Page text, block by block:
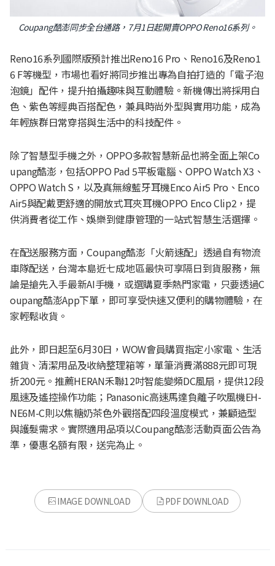
Coupang酷澎同步全台通路，7月1日起開賣OPPO Reno16系列。
Reno16系列國際版預計推出Reno16 Pro、Reno16及Reno1
6 F等機型，市場也看好將同步推出專為自拍打造的「電子泡
泡鏡」配件，提升拍攝趣味與互動體驗。新機傳出將採用白
色、紫色等經典百搭配色，兼具時尚外型與實用功能，成為
年輕族群日常穿搭與生活中的科技配件。
除了智慧型手機之外，OPPO多款智慧新品也將全面上架Co
upang酷澎，包括OPPO Pad 5平板電腦、OPPO Watch X3、
OPPO Watch S，以及真無線藍牙耳機Enco Air5 Pro、Enco
Air5與配戴更舒適的開放式耳夾耳機OPPO Enco Clip2，提
供消費者從工作、娛樂到健康管理的一站式智慧生活選擇。
在配送服務方面，Coupang酷澎「火箭速配」透過自有物流
車隊配送，台灣本島近七成地區最快可享隔日到貨服務，無
論是搶先入手最新AI手機，或選購夏季熱門家電，只要透過C
oupang酷澎App下單，即可享受快速又便利的購物體驗，在
家輕鬆收貨。
此外，即日起至6月30日，WOW會員購買指定小家電、生活
雜貨、清潔用品及收納整理箱等，單筆消費滿888元即可現
折200元。推薦HERAN禾聯12吋智能變頻DC風扇，提供12段
風速及遙控操作功能；Panasonic高速馬達負離子吹風機EH-
NE6M-C則以焦糖奶茶色外觀搭配四段溫度模式，兼顧造型
與護髮需求。實際適用品項以Coupang酷澎活動頁面公告為
準，優惠名額有限，送完為止。
IMAGE DOWNLOAD PDF DOWNLOAD